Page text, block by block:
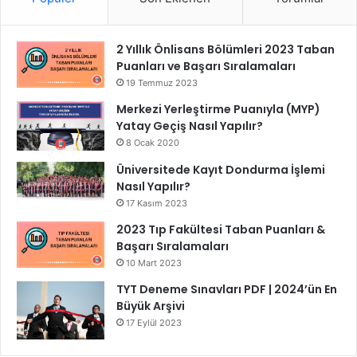
2 Yıllık Önlisans Bölümleri 2023 Taban
Puanları ve Başarı Sıralamaları
19 Temmuz 2023
Merkezi Yerleştirme Puanıyla (MYP)
Yatay Geçiş Nasıl Yapılır?
8 Ocak 2020
Üniversitede Kayıt Dondurma İşlemi
Nasıl Yapılır?
17 Kasım 2023
2023 Tıp Fakültesi Taban Puanları &
Başarı Sıralamaları
10 Mart 2023
TYT Deneme Sınavları PDF | 2024’ün En
Büyük Arşivi
17 Eylül 2023